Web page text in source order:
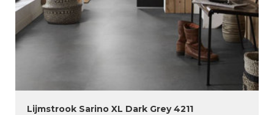
Lijmstrook Sarino XL Dark Grey 4211